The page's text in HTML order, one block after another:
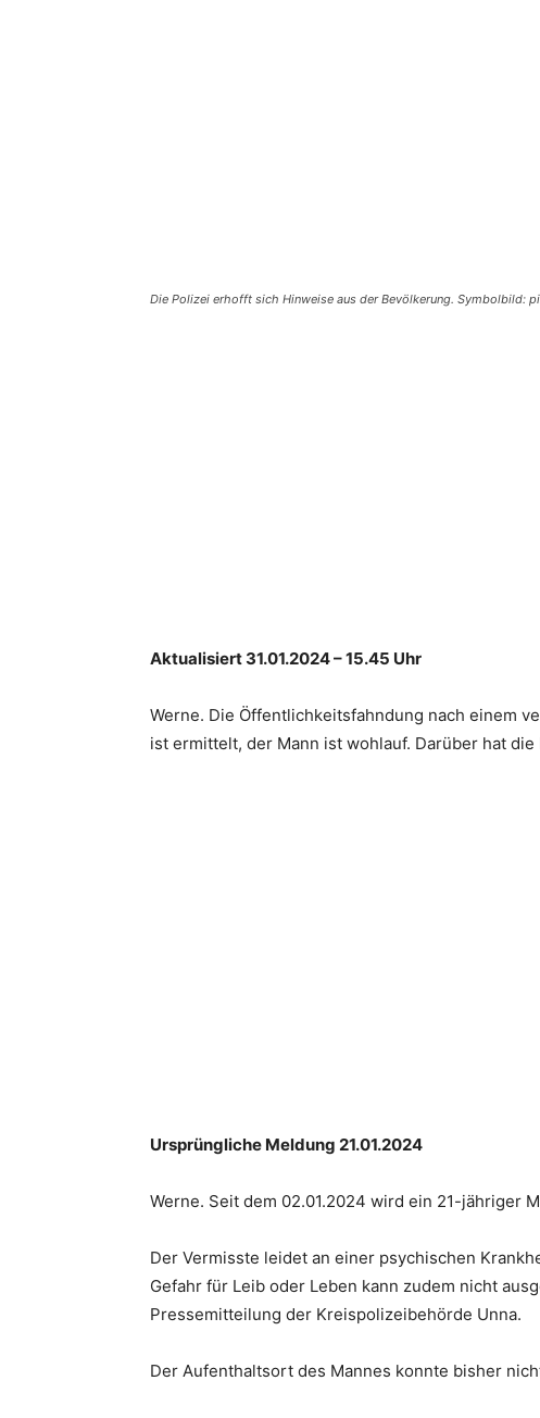
Die Polizei erhofft sich Hinweise aus der Bevölkerung. Symbolbild:
Aktualisiert 31.01.2024 – 15.45 Uhr
Werne. Die Öffentlichkeitsfahndung nach einem
ist ermittelt, der Mann ist wohlauf. Darüber hat
Ursprüngliche Meldung 21.01.2024
Werne. Seit dem 02.01.2024 wird ein 21-jähriger
Der Vermisste leidet an einer psychischen
Gefahr für Leib oder Leben kann zudem nicht
Pressemitteilung der Kreispolizeibehörde Unna.
Der Aufenthaltsort des Mannes konnte bisher